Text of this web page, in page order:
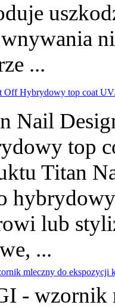
...
Off Hybrydowy top coat
Nail
top
Titan
lub
...
mleczny do ekspozycji
- wzornik